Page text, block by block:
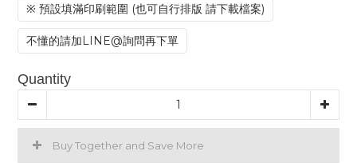
※ 預設填滿印刷範圍 (也可自行排版 請下載檔案)
不懂的請加LINE@詢問再下單
Quantity
Buy Together and Save More